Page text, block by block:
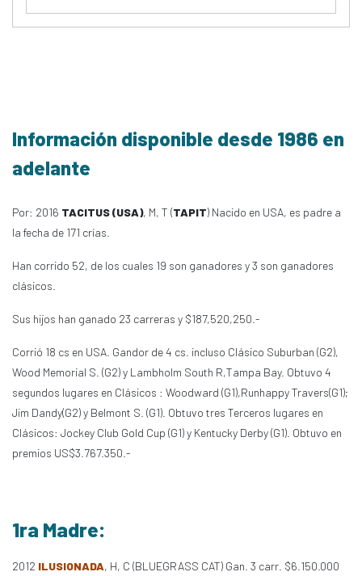
Información disponible desde 1986 en
adelante
Por: 2016 TACITUS (USA), M, T (TAPIT) Nacido en USA, es padre a
la fecha de 171 crías.
Han corrido 52, de los cuales 19 son ganadores y 3 son ganadores
clásicos.
Sus hijos han ganado 23 carreras y $187,520,250.-
Corrió 18 cs en USA. Gandor de 4 cs. incluso Clásico Suburban (G2),
Wood Memorial S. (G2) y Lambholm South R,Tampa Bay. Obtuvo 4
segundos lugares en Clásicos : Woodward (G1),Runhappy Travers(G1);
Jim Dandy(G2) y Belmont S. (G1). Obtuvo tres Terceros lugares en
Clásicos: Jockey Club Gold Cup (G1) y Kentucky Derby (G1). Obtuvo en
premios US$3.767.350.-
1ra Madre:
2012 ILUSIONADA, H, C (BLUEGRASS CAT) Gan. 3 carr. $6.150.000